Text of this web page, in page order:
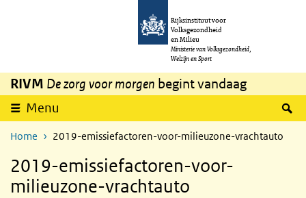
Overslaan en naar de inhoud gaan
Rijksinstituut voor
Volksgezondheid
en Milieu
Ministerie van Volksgezondheid,
Welzijn en Sport
RIVM De zorg voor morgen begint vandaag
Menu
Home 2019-emissiefactoren-voor-milieuzone-vrachtauto
2019-emissiefactoren-voor-
milieuzone-vrachtauto